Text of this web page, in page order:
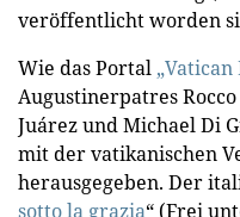
veröffentlicht worden
Wie das Portal „Vatican
Augustinerpatres
Juárez und Michael Di
mit der vatikanischen
herausgegeben. Der
sotto la grazia“ (Frei